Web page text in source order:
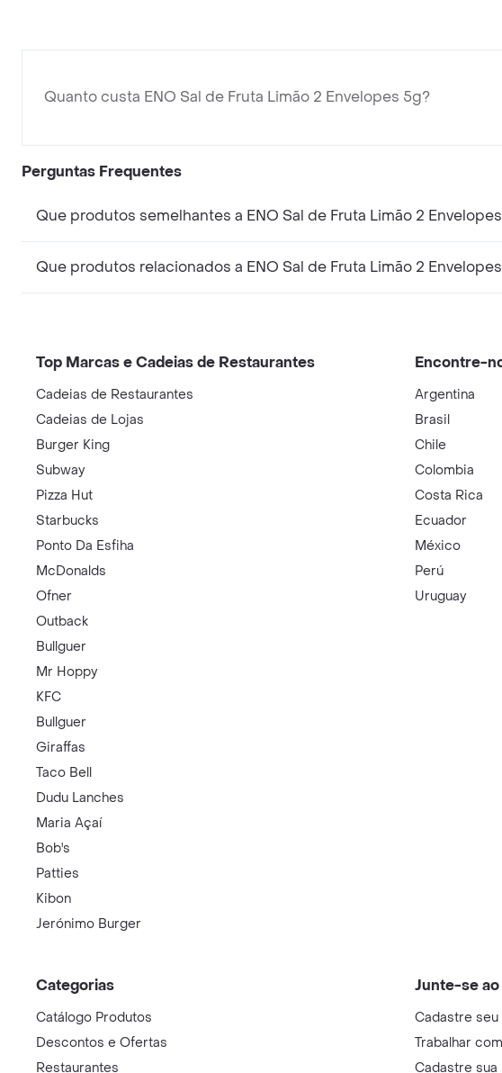
Quanto custa ENO Sal de Fruta Limão 2 Envelopes 5g?
Perguntas Frequentes
Que produtos semelhantes a ENO Sal de Fruta Limão 2
Que produtos relacionados a ENO Sal de Fruta Limão 2
Top Marcas e Cadeias de Restaurantes
Cadeias de Restaurantes
Cadeias de Lojas
Burger King
Subway
Pizza Hut
Starbucks
Ponto Da Esfiha
McDonalds
Ofner
Outback
Bullguer
Mr Hoppy
KFC
Bullguer
Giraffas
Taco Bell
Dudu Lanches
Maria Açaí
Bob's
Patties
Kibon
Jerónimo Burger
Encontre-
Argentina
Brasil
Chile
Colombia
Costa Rica
Ecuador
México
Perú
Uruguay
Categorias
Catálogo Produtos
Descontos e Ofertas
Restaurantes
Junte-se ao
Cadastre
Trabalhar
Cadastre sua